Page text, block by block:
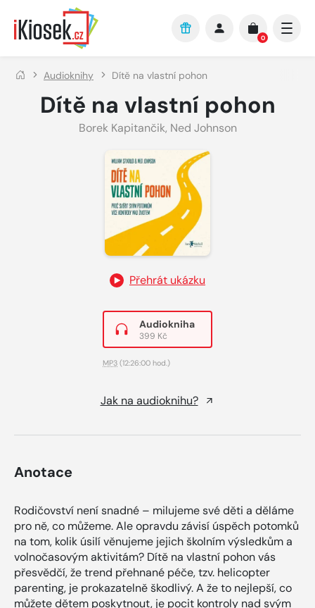
Přejít na hlavní obsah
0
Audioknihy Dítě na vlastní pohon
Dítě na vlastní pohon
Borek Kapitančik, Ned Johnson
Přehrát ukázku
Audiokniha
399 Kč
MP3 (12:26:00 hod.)
Jak na audioknihu?
Anotace
Rodičovství není snadné – milujeme své děti a děláme
pro ně, co můžeme. Ale opravdu závisí úspěch potomků
na tom, kolik úsilí věnujeme jejich školním výsledkům a
volnočasovým aktivitám? Dítě na vlastní pohon vás
přesvědčí, že trend přehnané péče, tzv. helicopter
parenting, je prokazatelně škodlivý. A že to nejlepší, co
můžete dětem poskytnout, je pocit kontroly nad svým